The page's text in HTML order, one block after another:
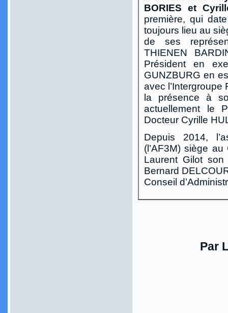
BORIES et
première, qui
toujours lieu au
de ses
THIENEN
Président en
GUNZBURG en
avec
la présence à
actuellement le
Docteur Cyrille
Depuis 2014,
(l’AF3M) siège
Laurent Gilot
Bernard
Conseil
Par